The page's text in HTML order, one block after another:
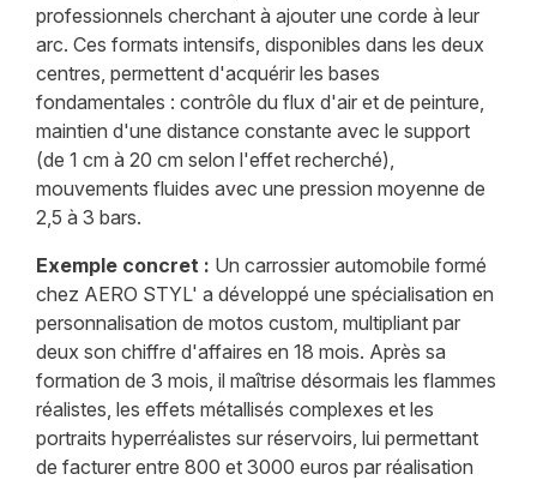
professionnels cherchant à ajouter une corde à leur
arc. Ces formats intensifs, disponibles dans les deux
centres, permettent d'acquérir les bases
fondamentales : contrôle du flux d'air et de peinture,
maintien d'une distance constante avec le support
(de 1 cm à 20 cm selon l'effet recherché),
mouvements fluides avec une pression moyenne de
2,5 à 3 bars.
Exemple concret : Un carrossier automobile formé
chez AERO STYL' a développé une spécialisation en
personnalisation de motos custom, multipliant par
deux son chiffre d'affaires en 18 mois. Après sa
formation de 3 mois, il maîtrise désormais les flammes
réalistes, les effets métallisés complexes et les
portraits hyperréalistes sur réservoirs, lui permettant
de facturer entre 800 et 3000 euros par réalisation